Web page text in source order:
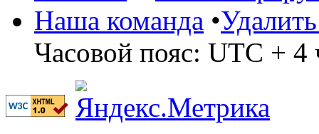
Наша команда •
Часовой пояс: UTC + 4